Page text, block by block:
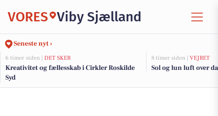
VORES Viby Sjælland
Seneste nyt ›
6 timer siden | DET SKER
Kreativitet og fællesskab i Cirkler Roskilde
Syd
8 timer siden | VEJRET
Sol og lun luft over